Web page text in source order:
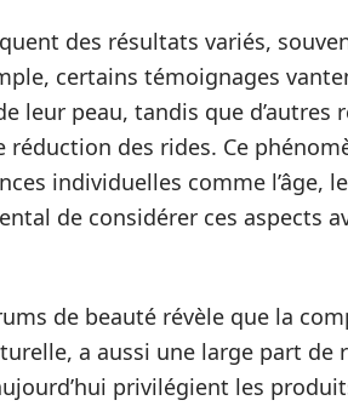
des résultats variés,
certains témoignages
leur peau, tandis que d’autres
réduction des rides. Ce
individuelles comme l’âge,
de considérer ces aspects
de beauté révèle que la
a aussi une large part de
privilégient les